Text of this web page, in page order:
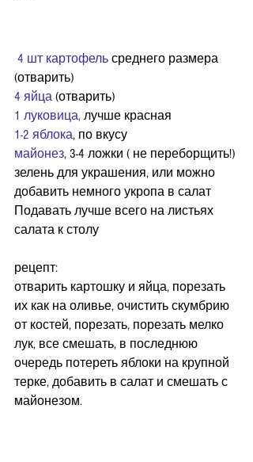
4 шт картофель среднего размера
(отварить)
4 яйца (отварить)
1 луковица, лучше красная
1-2 яблока, по вкусу
майонез, 3-4 ложки ( не переборщить!)
зелень для украшения, или можно
добавить немного укропа в салат
Подавать лучше всего на листьях
салата к столу
рецепт:
отварить картошку и яйца, порезать
их как на оливье, очистить скумбрию
от костей, порезать, порезать мелко
лук, все смешать, в последнюю
очередь потереть яблоки на крупной
терке, добавить в салат и смешать с
майонезом.